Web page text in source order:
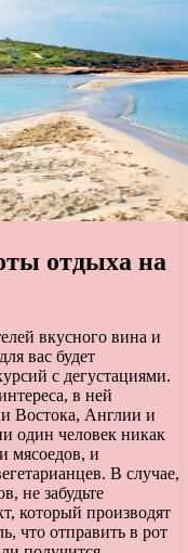
отдыха на
вкусного вина и
вас будет
с дегустациями.
в ней
Востока, Англии и
один человек никак
мясоедов, и
В случае,
не забудьте
который производят
что отправить в рот